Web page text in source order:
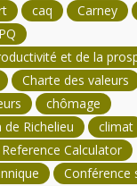
caq Carney
et de la
Charte des valeurs
chômage
Richelieu
climat
Calculator
Conférence